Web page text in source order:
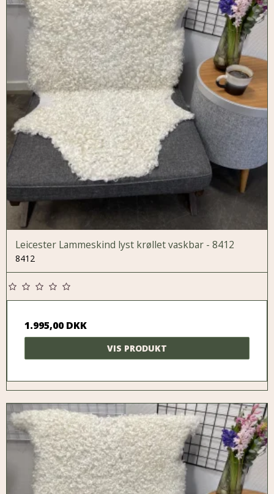
Leicester Lammeskind lyst krøllet vaskbar - 8412
8412
1.995,00 DKK
VIS PRODUKT